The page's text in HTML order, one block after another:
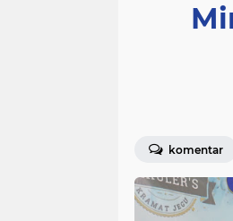
komentar